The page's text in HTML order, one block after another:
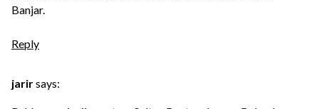
Banjar.
Reply
jarirsays: